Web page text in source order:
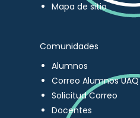
Mapa de sitio
Comunidades
Alumnos
Correo Alumnos UAQ
Solicitud Correo
Docentes